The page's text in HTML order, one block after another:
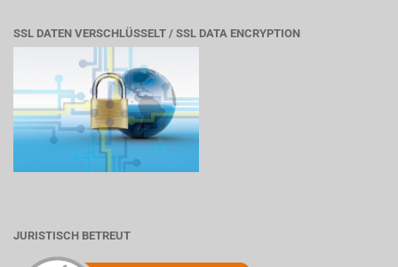
SSL DATEN VERSCHLÜSSELT / SSL DATA ENCRYPTION
JURISTISCH BETREUT